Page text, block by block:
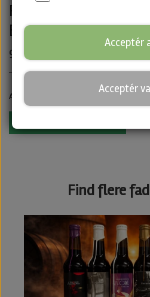
Poke the Hive - BA
Blackout Brewing
99,00 kr.
Antal
Find flere
Acceptér
Acceptér